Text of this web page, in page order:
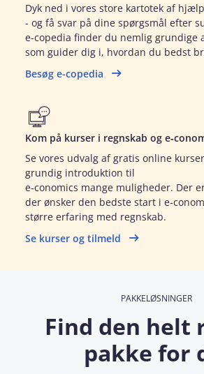
Dyk ned i vores store kartotek af
- og få svar på dine spørgsmål efter
e-copedia finder du nemlig grundige
som guider dig i, hvordan du bedst
Besøg e-copedia
Kom på kurser i regnskab og
Se vores udvalg af gratis online
grundig introduktion til
e‑conomics mange muligheder. Der
der ønsker den bedste start i
større erfaring med regnskab.
Se kurser og tilmeld
PAKKELØSNINGER
Find den helt
pakke for